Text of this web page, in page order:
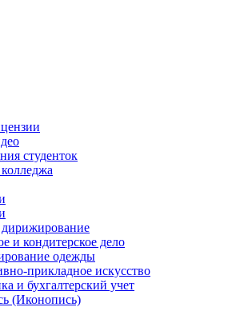
студенток
и кондитерское дело
одежды
прикладное искусство
и бухгалтерский учет​
(Иконопись)